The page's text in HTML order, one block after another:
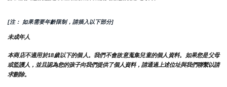
[注： 如果需要年齡限制，請插入以下部分]
未成年人
本商店不適用於18歲以下的個人。我們不會故意蒐集兒童的個人資料。如果您是父母
或監護人，並且認為您的孩子向我們提供了個人資料，請通過上述位址與我們聯繫以請
求刪除。